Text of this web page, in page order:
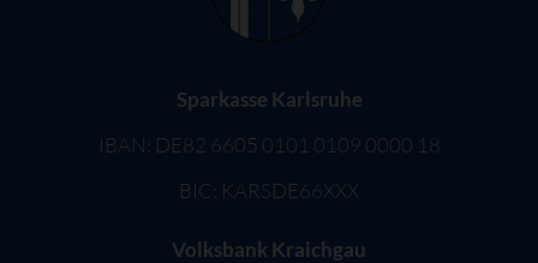
Sparkasse Karlsruhe
IBAN: DE82 6605 0101 0109 0000 18
BIC: KARSDE66XXX
Volksbank Kraichgau